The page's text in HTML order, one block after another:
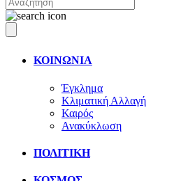
ΚΟΙΝΩΝΙΑ
Έγκλημα
Κλιματική Αλλαγή
Καιρός
Ανακύκλωση
ΠΟΛΙΤΙΚΗ